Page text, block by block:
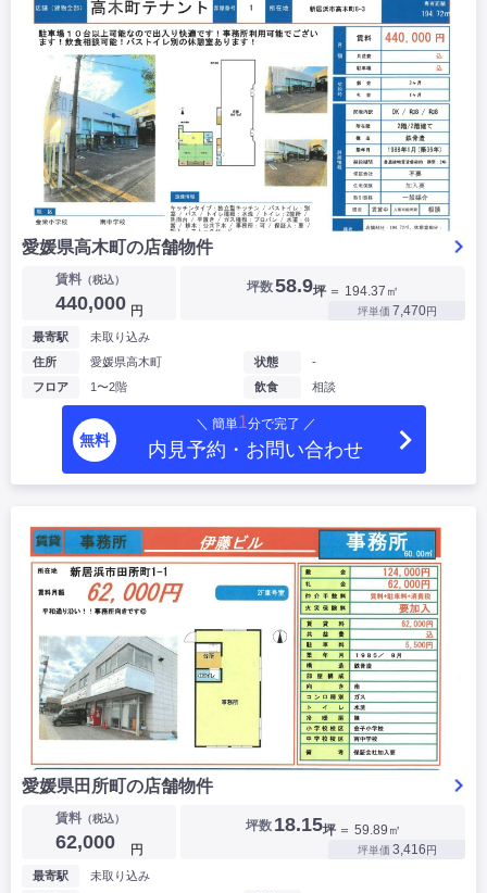
愛媛県高木町の店舗物件
賃料（税込）
440,000 円
坪数58.9坪 ＝ 194.37㎡
坪単価 7,470円
最寄駅
未取り込み
住所
愛媛県高木町
フロア
1〜2階
状態
-
飲食
相談
無料
＼ 簡単1分で完了 ／
内見予約・お問い合わせ
愛媛県田所町の店舗物件
賃料（税込）
62,000 円
坪数 18.15坪 ＝ 59.89㎡
坪単価 3,416円
最寄駅
未取り込み